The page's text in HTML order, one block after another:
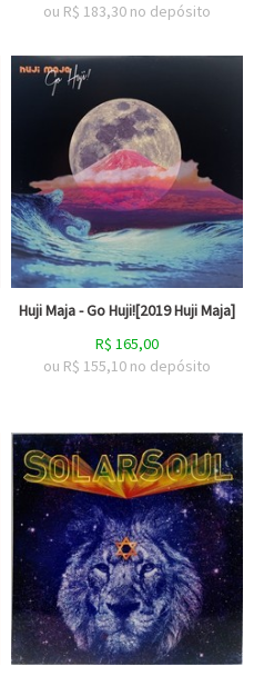
ou R$ 183,30 no depósito
Huji Maja - Go Huji![2019 Huji Maja]
R$ 165,00
ou R$ 155,10 no depósito